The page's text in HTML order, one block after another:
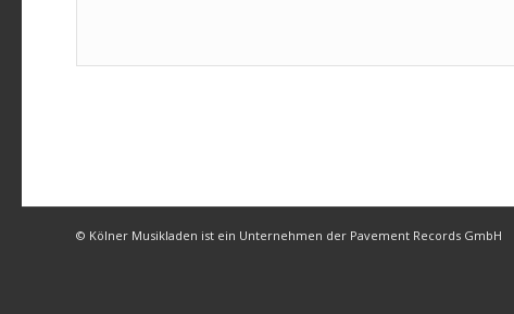
© Kölner Musikladen ist ein Unternehmen der Pavement Records GmbH